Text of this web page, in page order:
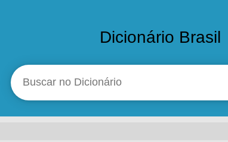
Dicionário Brasil